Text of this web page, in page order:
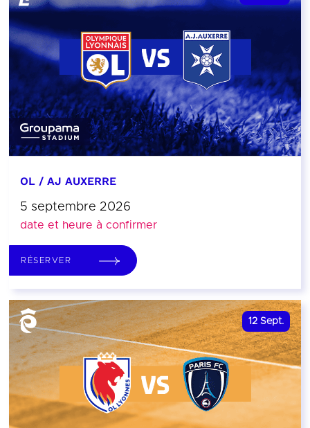
OL / AJ AUXERRE
5 septembre 2026
date et heure à confirmer
RÉSERVER
12 Sept.